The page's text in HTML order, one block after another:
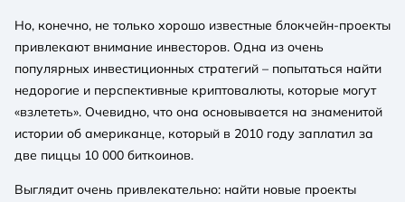
Но, конечно, не только хорошо известные блокчейн-проекты
привлекают внимание инвесторов. Одна из очень
популярных инвестиционных стратегий – попытаться найти
недорогие и перспективные криптовалюты, которые могут
«взлететь». Очевидно, что она основывается на знаменитой
истории об американце, который в 2010 году заплатил за
две пиццы 10 000 биткоинов.
Выглядит очень привлекательно: найти новые проекты